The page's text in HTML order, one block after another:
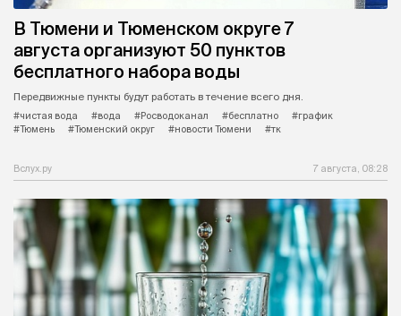
В Тюмени и Тюменском округе 7
августа организуют 50 пунктов
бесплатного набора воды
Передвижные пункты будут работать в течение всего дня.
#чистая вода
#вода #Росводоканал #бесплатно
#график
#Тюмень
#Тюменский округ #новости Тюмени #тк
Вслух.ру 7 августа, 08:28